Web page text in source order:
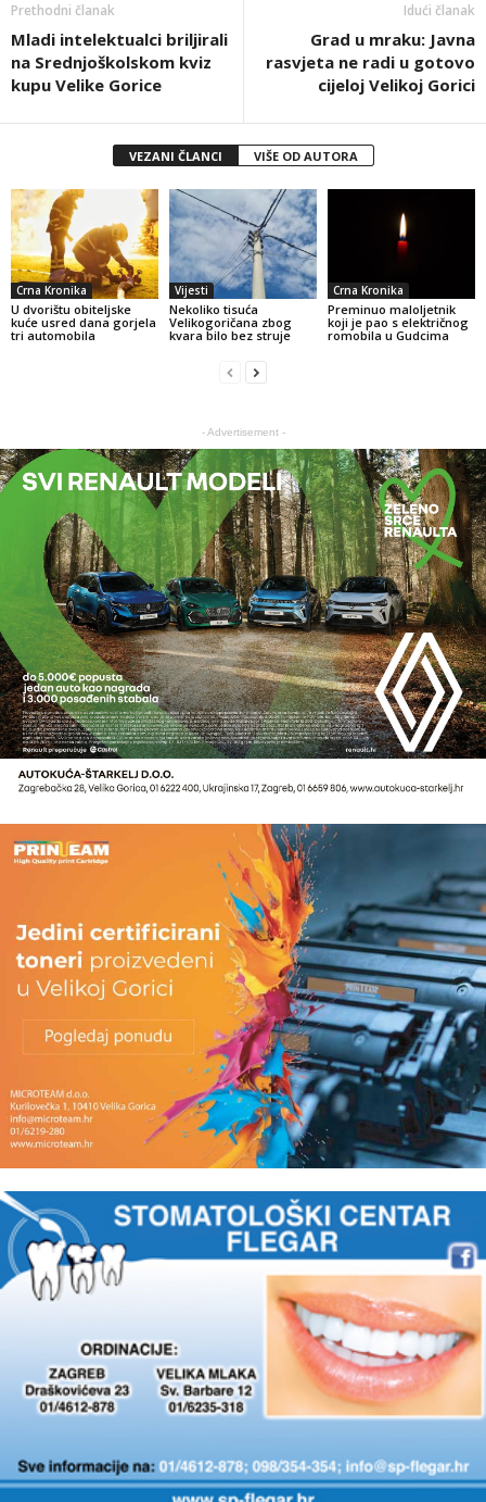
Prethodni članak
Mladi intelektualci briljirali
na Srednjoškolskom kviz
kupu Velike Gorice
Idući članak
Grad u mraku: Javna
rasvjeta ne radi u gotovo
cijeloj Velikoj Gorici
VEZANI ČLANCI VIŠE OD AUTORA
Crna Kronika
U dvorištu obiteljske
kuće usred dana gorjela
tri automobila
Vijesti
Nekoliko tisuća
Velikogoričana zbog
kvara bilo bez struje
Crna Kronika
Preminuo maloljetnik
koji je pao s električnog
romobila u Gudcima
- Advertisement -